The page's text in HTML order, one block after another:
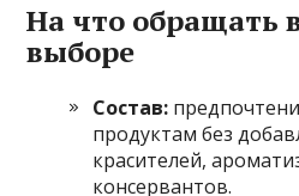
На что обращать
выборе
Состав:
продуктам без
красителей,
консервантов.